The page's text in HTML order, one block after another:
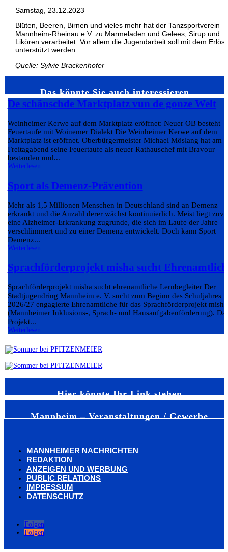
Samstag, 23.12.2023
Blüten, Beeren, Birnen und vieles mehr hat der Tanzsportverein
Mannheim-Rheinau e.V. zu Marmeladen und Gelees, Sirup und
Likören verarbeitet. Vor allem die Jugendarbeit soll mit dem Erlös
unterstützt werden.
Quelle: Sylvie Brackenhofer
Das könnte Sie auch interessieren…
De schänschde Marktplatz vun de gonze Welt
Weinheimer Kerwe auf dem Marktplatz eröffnet: Neuer OB besteht
Feuertaufe mit Woinemer Dialekt Die Weinheimer Kerwe auf dem
Marktplatz ist eröffnet. Oberbürgermeister Michael Möslang hat am
Freitagabend seine Feuertaufe als neuer Rathauschef mit Bravour
bestanden und...
Weiterlesen
Sport als Demenz-Prävention
Mehr als 1,5 Millionen Menschen in Deutschland sind an Demenz
erkrankt und die Anzahl derer wächst kontinuierlich. Meist liegt
eine Alzheimer-Erkrankung zugrunde, die sich im Laufe der Jahre
verschlimmert und zu einer Demenz entwickelt. Doch kann Sport
Demenz...
Weiterlesen
Sprachförderprojekt misha sucht
Sprachförderprojekt misha sucht ehrenamtliche Lernbegleiter Der
Stadtjugendring Mannheim e. V. sucht zum Beginn des Schuljahres
2026/27 engagierte Ehrenamtliche für das Sprachförderprojekt misha
(Mannheimer Inklusions-, Sprach- und Hausaufgabenförderung).
Projekt...
Weiterlesen
Hier könnte Ihr Link stehen
Mannheim – Veranstaltungen / Gewerbe
MANNHEIMER NACHRICHTEN
REDAKTION
ANZEIGEN UND WERBUNG
PUBLIC RELATIONS
IMPRESSUM
DATENSCHUTZ
Folgen
Folgen